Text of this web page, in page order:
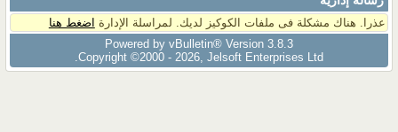
عذرا. هناك مشكلة فى ملفات الكوكيز لديك. لمراسلة الإدارة اضغط هنا
Powered by vBulletin® Version 3.8.3
Copyright ©2000 - 2026, Jelsoft Enterprises Ltd.